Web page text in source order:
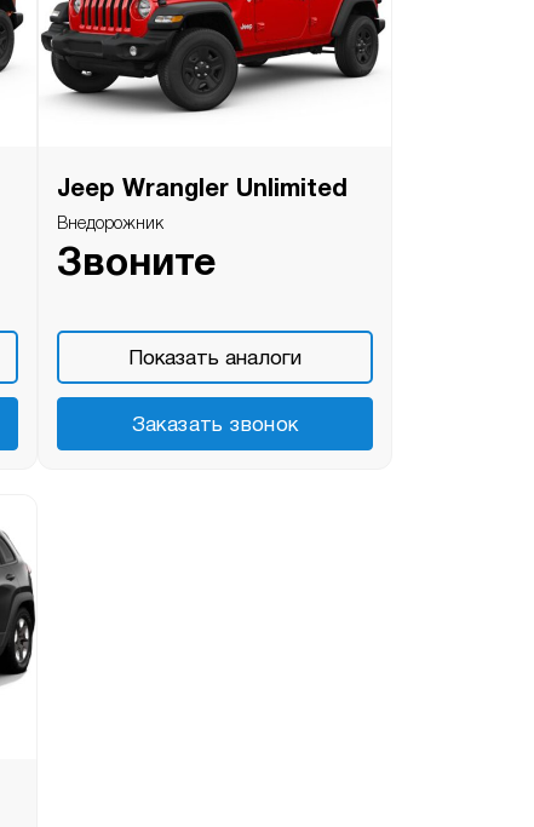
Jeep Wrangler Unlimited
Внедорожник
Звоните
Показать аналоги
Заказать звонок